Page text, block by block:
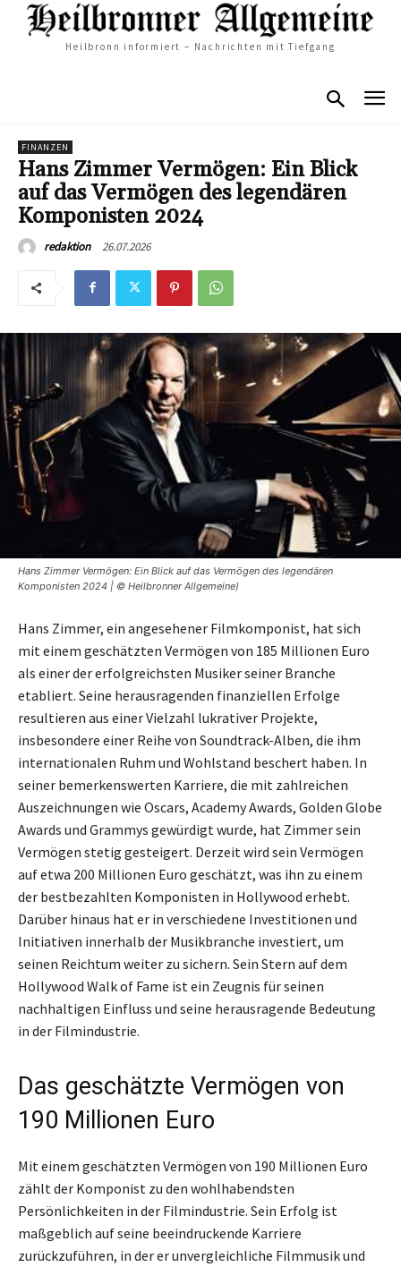
Heilbronn informiert – Nachrichten mit Tiefgang
FINANZEN
Hans Zimmer Vermögen: Ein Blick
auf das Vermögen des legendären
Komponisten 2024
redaktion 26.07.2026
Hans Zimmer Vermögen: Ein Blick auf das Vermögen des legendären
Komponisten 2024 | © Heilbronner Allgemeine)
Hans Zimmer, ein angesehener Filmkomponist, hat sich
mit einem geschätzten Vermögen von 185 Millionen Euro
als einer der erfolgreichsten Musiker seiner Branche
etabliert. Seine herausragenden finanziellen Erfolge
resultieren aus einer Vielzahl lukrativer Projekte,
insbesondere einer Reihe von Soundtrack-Alben, die ihm
internationalen Ruhm und Wohlstand beschert haben. In
seiner bemerkenswerten Karriere, die mit zahlreichen
Auszeichnungen wie Oscars, Academy Awards, Golden Globe
Awards und Grammys gewürdigt wurde, hat Zimmer sein
Vermögen stetig gesteigert. Derzeit wird sein Vermögen
auf etwa 200 Millionen Euro geschätzt, was ihn zu einem
der bestbezahlten Komponisten in Hollywood erhebt.
Darüber hinaus hat er in verschiedene Investitionen und
Initiativen innerhalb der Musikbranche investiert, um
seinen Reichtum weiter zu sichern. Sein Stern auf dem
Hollywood Walk of Fame ist ein Zeugnis für seinen
nachhaltigen Einfluss und seine herausragende Bedeutung
in der Filmindustrie.
Das geschätzte Vermögen von
190 Millionen Euro
Mit einem geschätzten Vermögen von 190 Millionen Euro
zählt der Komponist zu den wohlhabendsten
Persönlichkeiten in der Filmindustrie. Sein Erfolg ist
maßgeblich auf seine beeindruckende Karriere
zurückzuführen, in der er unvergleichliche Filmmusik und